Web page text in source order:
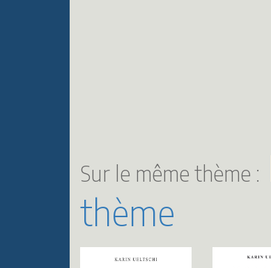
Sur le même thème :
thème